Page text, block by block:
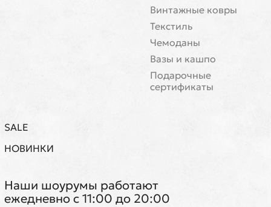
Винтажные ковры
Текстиль
Чемоданы
Вазы и кашпо
Подарочные
сертификаты
SALE
НОВИНКИ
Наши шоурумы работают
ежедневно с 11:00 до 20:00